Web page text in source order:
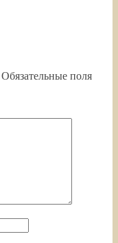
Обязательные поля